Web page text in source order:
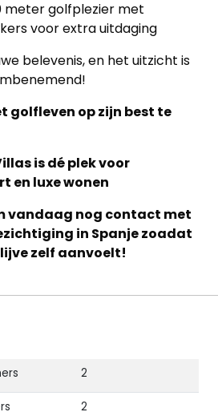
meter golfplezier met
voor extra uitdaging
belevenis, en het uitzicht is
golfleven op zijn best te
is dé plek voor
en luxe wonen
vandaag nog contact met
in Spanje zoadat
zelf aanvoelt!
2
2